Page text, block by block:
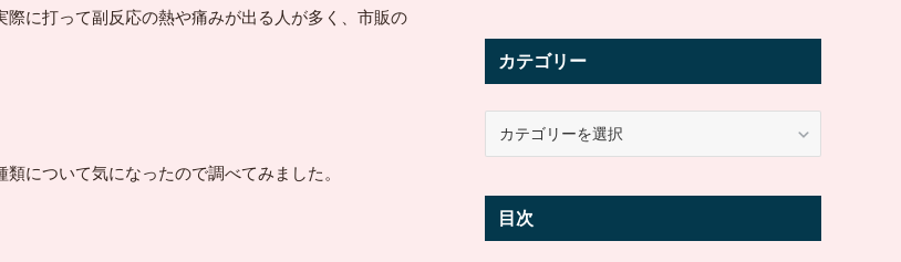
に打って副反応の熱や痛みが出る人が多く、市販の
について気になったので調べてみました。
カテゴリー
リ
目次